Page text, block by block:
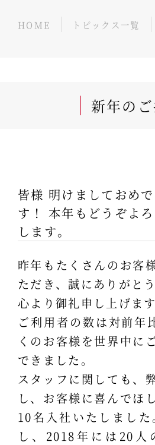
HOME トピックス一覧
新年の
皆様 明けましておめ
す！ 本年もどうぞよ
します。
昨年もたくさんのお客
ただき、誠にありがと
心より御礼申し上げます
ご利用者の数は対前年
くのお客様を世界中に
できました。
スタッフに関しても、
し、お客様に喜んでほ
10名入社いたしまし
し、2018年には20人